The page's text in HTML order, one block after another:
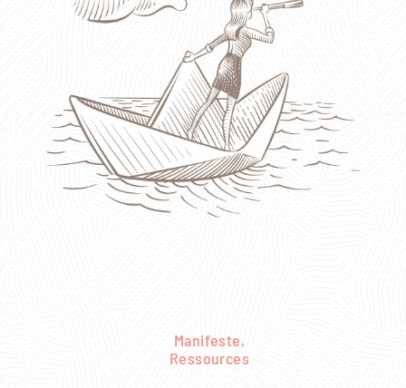
Manifeste,
Ressources